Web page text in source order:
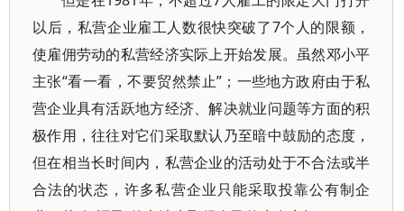
以后，私营企业雇工人数很快突破了7个人的限额，
使雇佣劳动的私营经济实际上开始发展。虽然邓小平
主张“看一看，不要贸然禁止”；一些地方政府由于私
营企业具有活跃地方经济、解决就业问题等方面的积
极作用，往往对它们采取默认乃至暗中鼓励的态度，
但在相当长时间内，私营企业的活动处于不合法或半
合法的状态，许多私营企业只能采取投靠公有制企